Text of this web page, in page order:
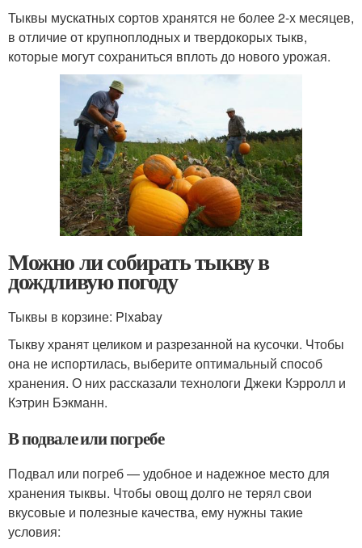
Тыквы мускатных сортов хранятся не более 2-х месяцев,
в отличие от крупноплодных и твердокорых тыкв,
которые могут сохраниться вплоть до нового урожая.
Можно ли собирать тыкву в
дождливую погоду
Тыквы в корзине: Pixabay
Тыкву хранят целиком и разрезанной на кусочки. Чтобы
она не испортилась, выберите оптимальный способ
хранения. О них рассказали технологи Джеки Кэрролл и
Кэтрин Бэкманн.
В подвале или погребе
Подвал или погреб — удобное и надежное место для
хранения тыквы. Чтобы овощ долго не терял свои
вкусовые и полезные качества, ему нужны такие
условия: